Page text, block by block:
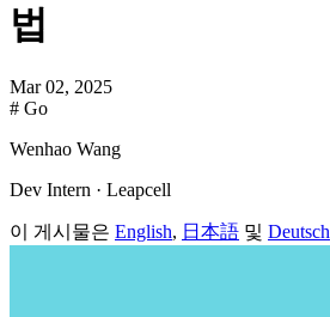
법
Mar 02, 2025
# Go
Wenhao Wang
Dev Intern · Leapcell
이 게시물은 English, 日本語 및 Deutsch